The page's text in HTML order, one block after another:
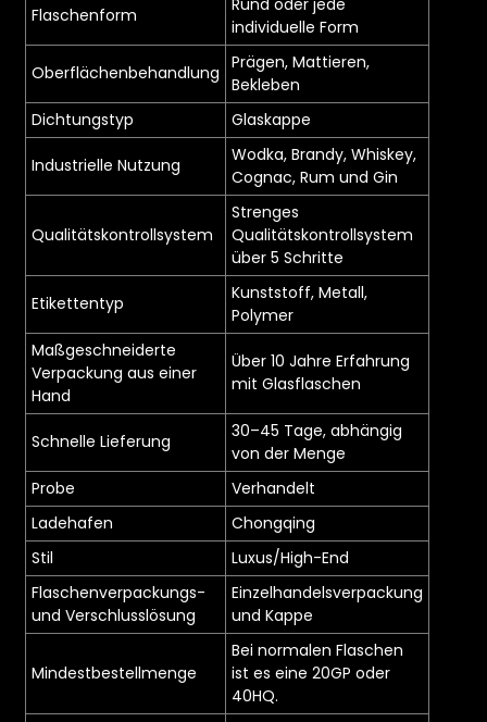
Flaschenform
Rund oder jede
individuelle Form
Oberflächenbehandlung Prägen, Mattieren,
Bekleben
Dichtungstyp
Glaskappe
Industrielle Nutzung
Wodka, Brandy, Whiskey,
Cognac, Rum und Gin
Qualitätskontrollsystem
Strenges
Qualitätskontrollsystem
über 5 Schritte
Etikettentyp
Kunststoff, Metall,
Polymer
Maßgeschneiderte
Verpackung aus einer
Hand
Über 10 Jahre Erfahrung
mit Glasflaschen
Schnelle Lieferung
30–45 Tage, abhängig
von der Menge
Probe
Verhandelt
Ladehafen
Chongqing
Stil
Luxus/High-End
Flaschenverpackungs-
und Verschlusslösung
Einzelhandelsverpackung
und Kappe
Mindestbestellmenge
Bei normalen Flaschen
ist es eine 20GP oder
40HQ.